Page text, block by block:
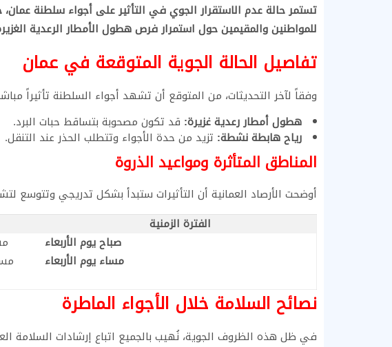
تستمر حالة عدم الاستقرار الجوي في التأثير على أجواء سلطنة عمان،
للمواطنين والمقيمين حول استمرار فرص هطول الأمطار الرعدية
تفاصيل الحالة الجوية المتوقعة في عمان
وفقاً لآخر التحديثات، من المتوقع أن تشهد أجواء السلطنة تأثيراً
هطول أمطار رعدية غزيرة: قد تكون مصحوبة بتساقط حبات البرد.
رياح هابطة نشطة: تزيد من حدة الأجواء وتتطلب الحذر عند التنقل.
المناطق المتأثرة ومواعيد الذروة
أوضحت الأرصاد العمانية أن التأثيرات ستبدأ بشكل تدريجي
الفترة الزمنية
صباح يوم الأربعاء
مساء يوم الأربعاء
نصائح السلامة خلال الأجواء الماطرة
في ظل هذه الظروف الجوية، نُهيب بالجميع اتباع إرشادات السلامة